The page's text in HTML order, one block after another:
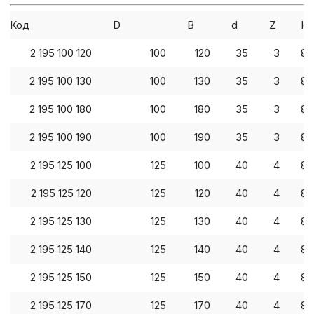
Код D B d Z
2 195 100 120 100 120 35 3
2 195 100 130 100 130 35 3
2 195 100 180 100 180 35 3
2 195 100 190 100 190 35 3
2 195 125 100 125 100 40 4
2 195 125 120 125 120 40 4
2 195 125 130 125 130 40 4
2 195 125 140 125 140 40 4
2 195 125 150 125 150 40 4
2 195 125 170 125 170 40 4